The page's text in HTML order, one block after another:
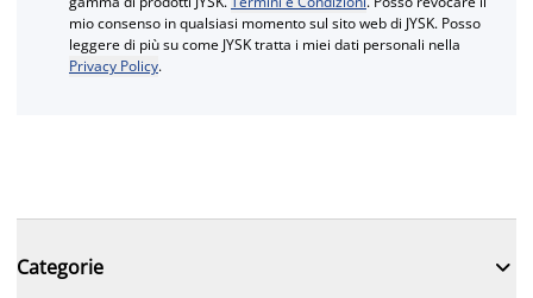
mio consenso in qualsiasi momento sul sito web di JYSK. Posso
leggere di più su come JYSK tratta i miei dati personali nella
Privacy Policy.
Categorie 